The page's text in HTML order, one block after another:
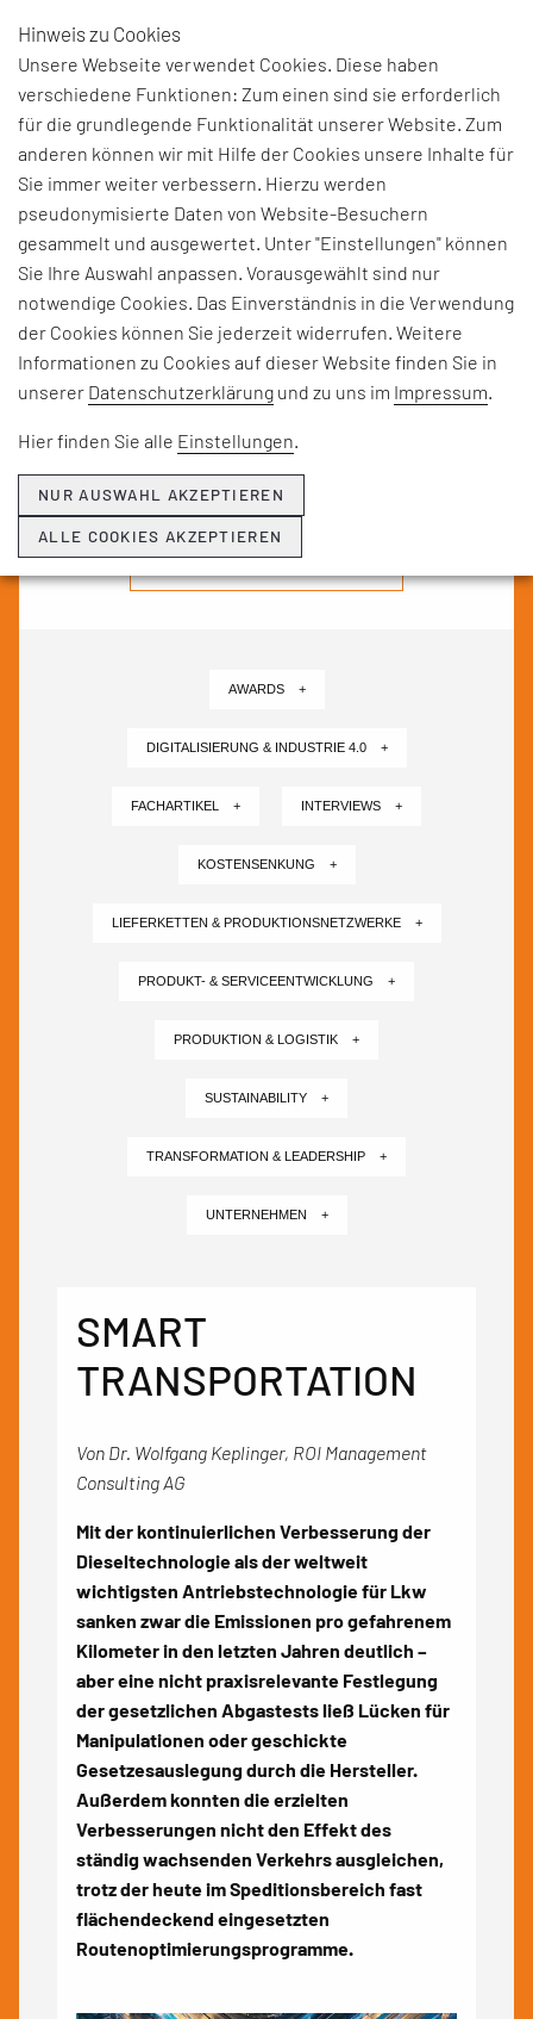
THEMEN & NEWS
Beiträge und Interviews zu aktuellen Fach-, Technologie-
und Branchenherausforderungen, Informationen zu
unseren Beratungsangeboten, Seminaren und Events
sowie Unternehmensthemen:
Hier erfahren Sie, was EFESO bewegt.
AWARDS +
DIGITALISIERUNG & INDUSTRIE 4.0 +
FACHARTIKEL + INTERVIEWS +
KOSTENSENKUNG +
LIEFERKETTEN & PRODUKTIONSNETZWERKE +
PRODUKT- & SERVICEENTWICKLUNG +
PRODUKTION & LOGISTIK +
SUSTAINABILITY +
TRANSFORMATION & LEADERSHIP +
UNTERNEHMEN +
SMART
TRANSPORTATION
Von Dr. Wolfgang Keplinger, ROI Management
Consulting AG
Mit der kontinuierlichen Verbesserung der
Dieseltechnologie als der weltweit
wichtigsten Antriebstechnologie für Lkw
sanken zwar die Emissionen pro gefahrenem
Kilometer in den letzten Jahren deutlich –
aber eine nicht praxisrelevante Festlegung
der gesetzlichen Abgastests ließ Lücken für
Manipulationen oder geschickte
Gesetzesauslegung durch die Hersteller.
Außerdem konnten die erzielten
Verbesserungen nicht den Effekt des
ständig wachsenden Verkehrs ausgleichen,
trotz der heute im Speditionsbereich fast
flächendeckend eingesetzten
Routenoptimierungsprogramme.
Hinweis zu Cookies
Unsere Webseite verwendet Cookies. Diese haben
verschiedene Funktionen: Zum einen sind sie erforderlich
für die grundlegende Funktionalität unserer Website. Zum
anderen können wir mit Hilfe der Cookies unsere Inhalte für
Sie immer weiter verbessern. Hierzu werden
pseudonymisierte Daten von Website-Besuchern
gesammelt und ausgewertet. Unter "Einstellungen" können
Sie Ihre Auswahl anpassen. Vorausgewählt sind nur
notwendige Cookies. Das Einverständnis in die Verwendung
der Cookies können Sie jederzeit widerrufen. Weitere
Informationen zu Cookies auf dieser Website finden Sie in
unserer Datenschutzerklärung und zu uns im Impressum.
Hier finden Sie alle Einstellungen.
NUR AUSWAHL AKZEPTIEREN
ALLE COOKIES AKZEPTIEREN